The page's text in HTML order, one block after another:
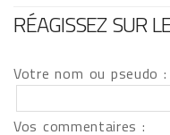
RÉAGISSEZ SUR
Votre nom ou pseudo :
Vos commentaires :